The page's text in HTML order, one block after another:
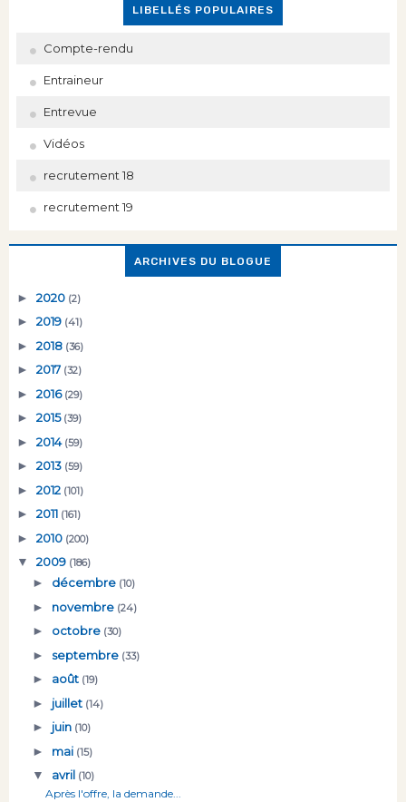
LIBELLÉS POPULAIRES
Compte-rendu
Entraineur
Entrevue
Vidéos
recrutement 18
recrutement 19
ARCHIVES DU BLOGUE
► 2020 (2)
► 2019 (41)
► 2018 (36)
► 2017 (32)
► 2016 (29)
► 2015 (39)
► 2014 (59)
► 2013 (59)
► 2012 (101)
► 2011 (161)
► 2010 (200)
▼ 2009 (186)
► décembre (10)
► novembre (24)
► octobre (30)
► septembre (33)
► août (19)
► juillet (14)
► juin (10)
► mai (15)
▼ avril (10)
Après l'offre, la demande...